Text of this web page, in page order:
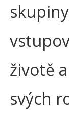
životě
svých